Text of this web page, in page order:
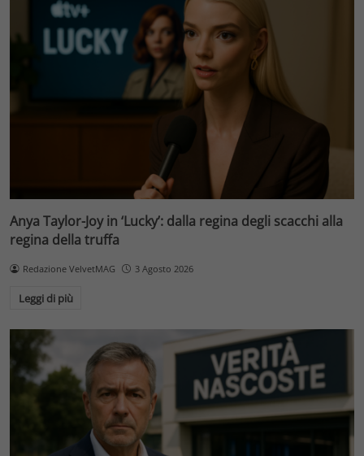
Anya Taylor-Joy in ‘Lucky’: dalla regina degli scacchi alla
regina della truffa
Redazione VelvetMAG 3 Agosto 2026
Leggi di più